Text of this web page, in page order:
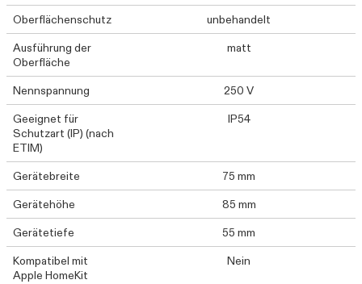
Oberflächenschutz
unbehandelt
Ausführung der
Oberfläche
matt
Nennspannung
250 V
Geeignet für
Schutzart (IP) (nach
ETIM)
IP54
Gerätebreite
75 mm
Gerätehöhe
85 mm
Gerätetiefe
55 mm
Kompatibel mit
Apple HomeKit
Nein